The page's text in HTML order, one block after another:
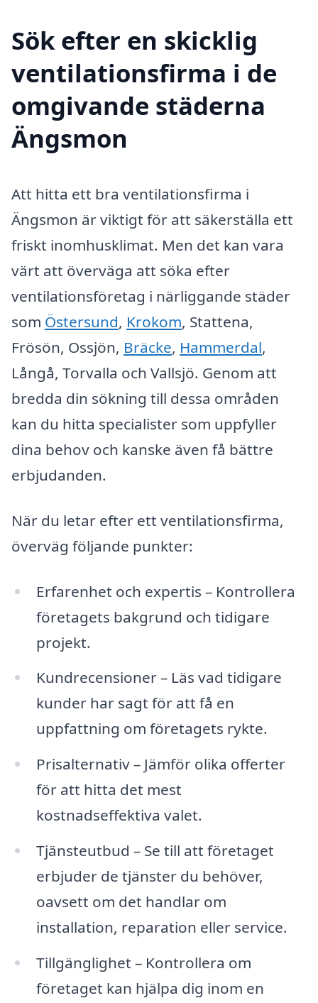
Sök efter en skicklig
ventilationsfirma i de
omgivande städerna
Ängsmon
Att hitta ett bra ventilationsfirma i
Ängsmon är viktigt för att säkerställa ett
friskt inomhusklimat. Men det kan vara
värt att överväga att söka efter
ventilationsföretag i närliggande städer
som Östersund, Krokom, Stattena,
Frösön, Ossjön, Bräcke, Hammerdal,
Långå, Torvalla och Vallsjö. Genom att
bredda din sökning till dessa områden
kan du hitta specialister som uppfyller
dina behov och kanske även få bättre
erbjudanden.
När du letar efter ett ventilationsfirma,
överväg följande punkter:
Erfarenhet och expertis – Kontrollera
företagets bakgrund och tidigare
projekt.
Kundrecensioner – Läs vad tidigare
kunder har sagt för att få en
uppfattning om företagets rykte.
Prisalternativ – Jämför olika offerter
för att hitta det mest
kostnadseffektiva valet.
Tjänsteutbud – Se till att företaget
erbjuder de tjänster du behöver,
oavsett om det handlar om
installation, reparation eller service.
Tillgänglighet – Kontrollera om
företaget kan hjälpa dig inom en